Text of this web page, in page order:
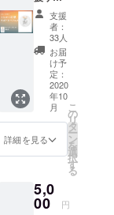
てお互いを
もっと知り
たくなるこ
とで、まち
の新たな魅
力へと繋
がってい
く。
この芸術
て、“知る”こ
とから新し
ポー
ター
パッ
ク】 ◆
父母ヶ
浜芸術
祭オリ
ジナル
缶バッ
ジ1個・
ステッ
カー1枚
◆ちえ
れから
の感謝
の気持
支援
者：
33人
お届
け予
定：
2020
年10
月
詳細を見る
こ
の
リ
タ
ー
ン
を
選
択
す
る
5,0
00 円